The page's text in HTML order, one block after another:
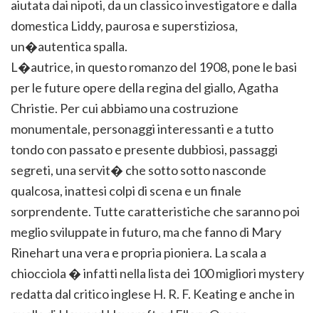
aiutata dai nipoti, da un classico investigatore e dalla
domestica Liddy, paurosa e superstiziosa,
un�autentica spalla.
L�autrice, in questo romanzo del 1908, pone le basi
per le future opere della regina del giallo, Agatha
Christie. Per cui abbiamo una costruzione
monumentale, personaggi interessanti e a tutto
tondo con passato e presente dubbiosi, passaggi
segreti, una servit� che sotto sotto nasconde
qualcosa, inattesi colpi di scena e un finale
sorprendente. Tutte caratteristiche che saranno poi
meglio sviluppate in futuro, ma che fanno di Mary
Rinehart una vera e propria pioniera. La scala a
chiocciola � infatti nella lista dei 100 migliori mystery
redatta dal critico inglese H. R. F. Keating e anche in